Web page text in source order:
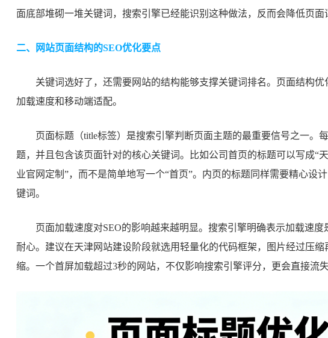
面底部堆砌一堆关键词，搜索引擎已经能识别这种做法，反而会降低页面
二、网站页面结构的SEO优化要点
关键词选好了，还需要网站的结构能够支撑关键词排名。页面结构
加载速度和移动端适配。
页面标题（title标签）是搜索引擎判断页面主题的最重要信号之一。
题，并且包含该页面针对的核心关键词。比如公司首页的标题可以写成“
业官网定制”，而不是简单地写一个“首页”。内页的标题同样需要精心设
键词。
页面加载速度对SEO的影响越来越明显。搜索引擎明确表示加载速
耐心。建议在天津网站建设阶段就选用轻量化的代码框架，图片经过压
缩。一个首屏加载超过3秒的网站，不仅影响搜索引擎评分，更会直接流失